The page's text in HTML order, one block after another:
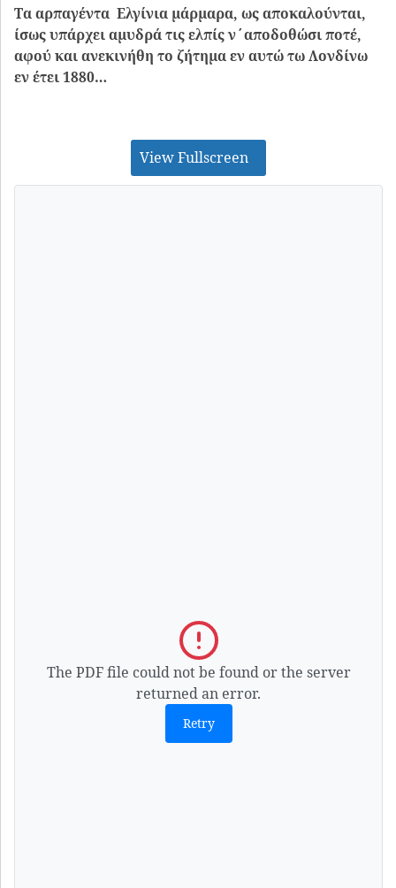
Τα αρπαγέντα Ελγίνια μάρμαρα, ως αποκαλούνται,
ίσως υπάρχει αμυδρά τις ελπίς ν΄αποδοθώσι ποτέ,
αφού και ανεκινήθη το ζήτημα εν αυτώ τω Λονδίνω
εν έτει 1880…
View Fullscreen
The PDF file could not be found or the server
returned an error.
Retry